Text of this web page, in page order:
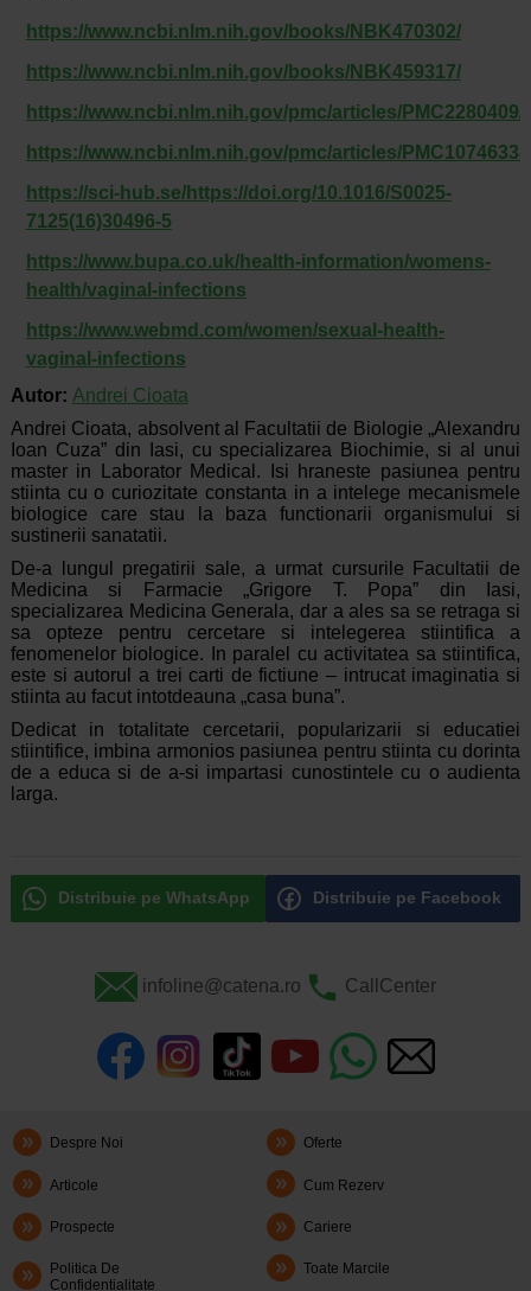
https://www.ncbi.nlm.nih.gov/books/NBK470302/
https://www.ncbi.nlm.nih.gov/books/NBK459317/
https://www.ncbi.nlm.nih.gov/pmc/articles/PMC2280409/
https://www.ncbi.nlm.nih.gov/pmc/articles/
https://sci-hub.se/https://doi.org/10.1016/S0025-
7125(16)30496-5
https://www.bupa.co.uk/health-information/womens-
health/vaginal-infections
https://www.webmd.com/women/sexual-health-
vaginal-infections
Autor: Andrei Cioata
Andrei Cioata, absolvent al Facultatii de Biologie „Alexandru
Ioan Cuza” din Iasi, cu specializarea Biochimie, si al unui
master in Laborator Medical. Isi hraneste pasiunea pentru
stiinta cu o curiozitate constanta in a intelege mecanismele
biologice care stau la baza functionarii organismului si
sustinerii sanatatii.
De-a lungul pregatirii sale, a urmat cursurile Facultatii de
Medicina si Farmacie „Grigore T. Popa” din Iasi,
specializarea Medicina Generala, dar a ales sa se retraga si
sa opteze pentru cercetare si intelegerea stiintifica a
fenomenelor biologice. In paralel cu activitatea sa stiintifica,
este si autorul a trei carti de fictiune – intrucat imaginatia si
stiinta au facut intotdeauna „casa buna”.
Dedicat in totalitate cercetarii, popularizarii si educatiei
stiintifice, imbina armonios pasiunea pentru stiinta cu dorinta
de a educa si de a-si impartasi cunostintele cu o audienta
larga.
Distribuie pe WhatsApp Distribuie pe Facebook
infoline@catena.ro CallCenter
Despre Noi Oferte
Articole Cum Rezerv
Prospecte Cariere
Politica De
Confidentialitate
Toate Marcile